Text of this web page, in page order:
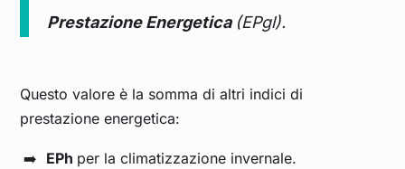
Prestazione Energetica (EPgl).
Questo valore è la somma di altri indici di
prestazione energetica:
EPh per la climatizzazione invernale.